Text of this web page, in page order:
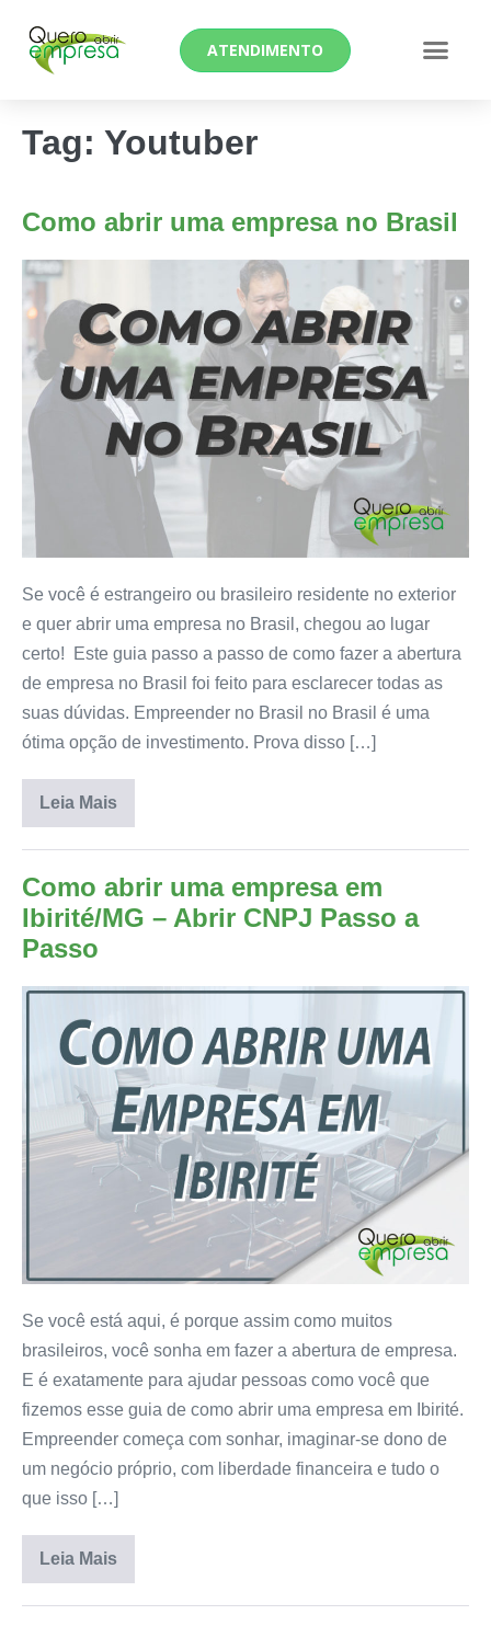
ATENDIMENTO
Tag: Youtuber
Como abrir uma empresa no Brasil
Se você é estrangeiro ou brasileiro residente no exterior
e quer abrir uma empresa no Brasil, chegou ao lugar
certo! Este guia passo a passo de como fazer a abertura
de empresa no Brasil foi feito para esclarecer todas as
suas dúvidas. Empreender no Brasil no Brasil é uma
ótima opção de investimento. Prova disso […]
Leia Mais
Como abrir uma empresa em
Ibirité/MG – Abrir CNPJ Passo a
Passo
Se você está aqui, é porque assim como muitos
brasileiros, você sonha em fazer a abertura de empresa.
E é exatamente para ajudar pessoas como você que
fizemos esse guia de como abrir uma empresa em Ibirité.
Empreender começa com sonhar, imaginar-se dono de
um negócio próprio, com liberdade financeira e tudo o
que isso […]
Leia Mais